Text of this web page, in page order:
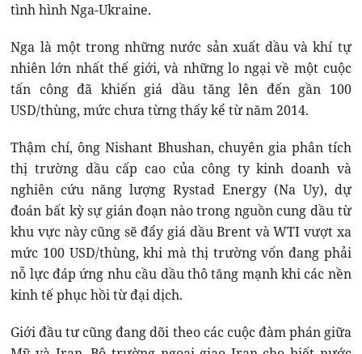
tình hình Nga-Ukraine.
Nga là một trong những nước sản xuất dầu và khí tự
nhiên lớn nhất thế giới, và những lo ngại về một cuộc
tấn công đã khiến giá dầu tăng lên đến gần 100
USD/thùng, mức chưa từng thấy kể từ năm 2014.
Thậm chí, ông Nishant Bhushan, chuyên gia phân tích
thị trường dầu cấp cao của công ty kinh doanh và
nghiên cứu năng lượng Rystad Energy (Na Uy), dự
đoán bất kỳ sự gián đoạn nào trong nguồn cung dầu từ
khu vực này cũng sẽ đẩy giá dầu Brent và WTI vượt xa
mức 100 USD/thùng, khi mà thị trường vốn đang phải
nỗ lực đáp ứng nhu cầu dầu thô tăng mạnh khi các nền
kinh tế phục hồi từ đại dịch.
Giới đầu tư cũng đang dõi theo các cuộc đàm phán giữa